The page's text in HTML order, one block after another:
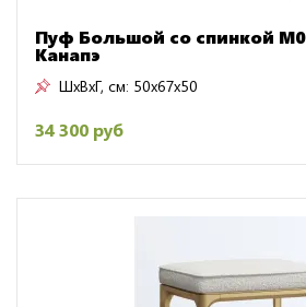
Пуф Большой со спинкой
Канапэ
ШxВxГ, см: 50x67x50
34 300 руб